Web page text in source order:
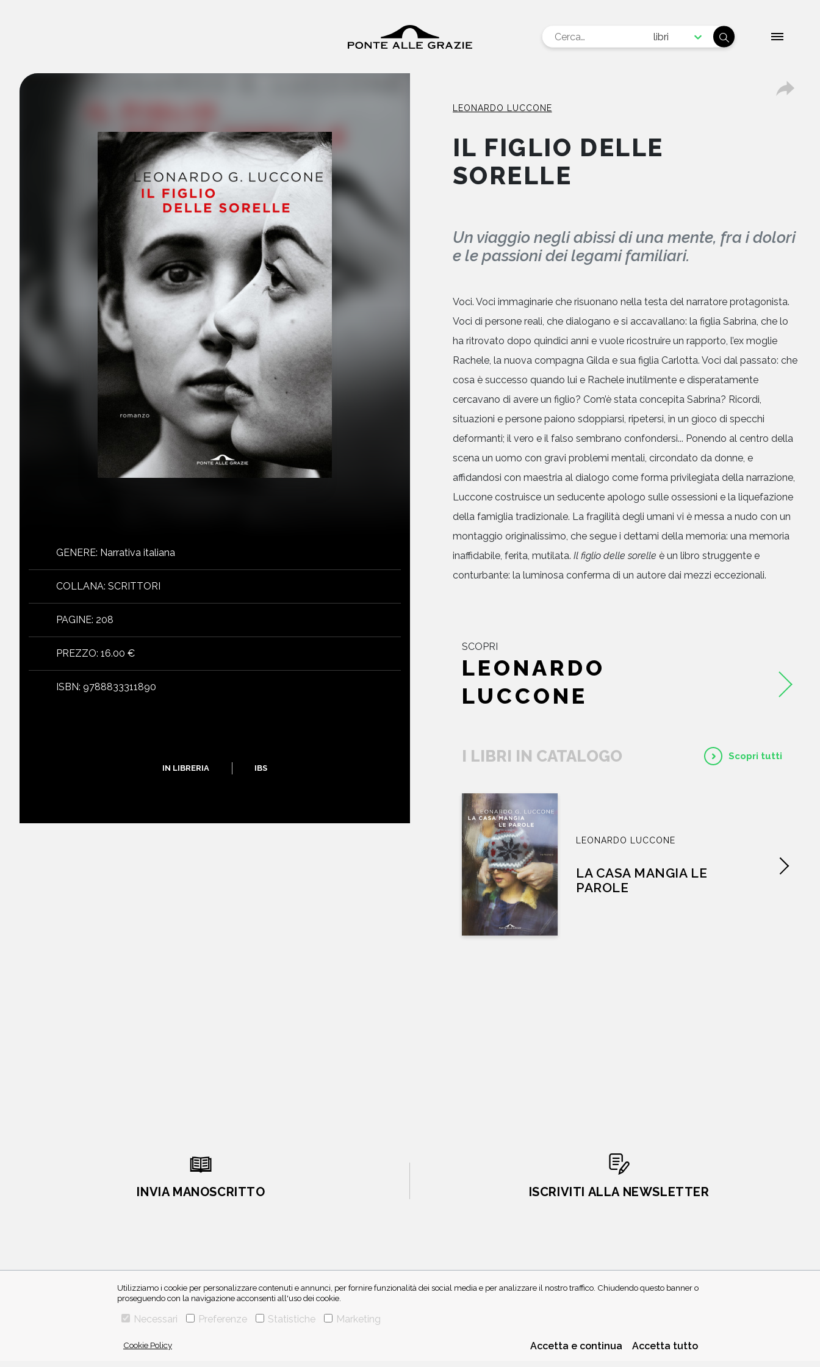
libri
HOME
CHI SIAMO
AUTORI
GENERE: Narrativa italiana
COLLANA: SCRITTORI
PAGINE: 208
PREZZO: 16.00 €
ISBN: 9788833311890
IN LIBRERIA IBS
LEONARDO LUCCONE
IL FIGLIO DELLE
SORELLE
Un viaggio negli abissi di una mente, fra i dolori
e le passioni dei legami familiari.
Voci. Voci immaginarie che risuonano nella testa del narratore protagonista.
Voci di persone reali, che dialogano e si accavallano: la figlia Sabrina, che lo
ha ritrovato dopo quindici anni e vuole ricostruire un rapporto, l’ex moglie
Rachele, la nuova compagna Gilda e sua figlia Carlotta. Voci dal passato: che
cosa è successo quando lui e Rachele inutilmente e disperatamente
cercavano di avere un figlio? Com’è stata concepita Sabrina? Ricordi,
situazioni e persone paiono sdoppiarsi, ripetersi, in un gioco di specchi
deformanti; il vero e il falso sembrano confondersi... Ponendo al centro della
scena un uomo con gravi problemi mentali, circondato da donne, e
affidandosi con maestria al dialogo come forma privilegiata della narrazione,
Luccone costruisce un seducente apologo sulle ossessioni e la liquefazione
della famiglia tradizionale. La fragilità degli umani vi è messa a nudo con un
montaggio originalissimo, che segue i dettami della memoria: una memoria
inaffidabile, ferita, mutilata. Il figlio delle sorelle è un libro struggente e
conturbante: la luminosa conferma di un autore dai mezzi eccezionali.
SCOPRI
LEONARDO
LUCCONE
I LIBRI IN CATALOGO Scopri tutti
LEONARDO LUCCONE
LA CASA MANGIA LE
PAROLE
Utilizziamo i cookie per personalizzare contenuti e annunci, per fornire funzionalità dei social media e per analizzare il nostro traffico. Chiudendo questo banner o
proseguendo con la navigazione acconsenti all'uso dei cookie.
Necessari Preferenze Statistiche Marketing
Cookie Policy Accetta e continua Accetta tutto
INVIA MANOSCRITTO ISCRIVITI ALLA NEWSLETTER
VIA GHERARDINI 10 - 20145 MILANO